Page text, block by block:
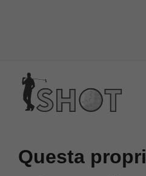
contenuto
Questa